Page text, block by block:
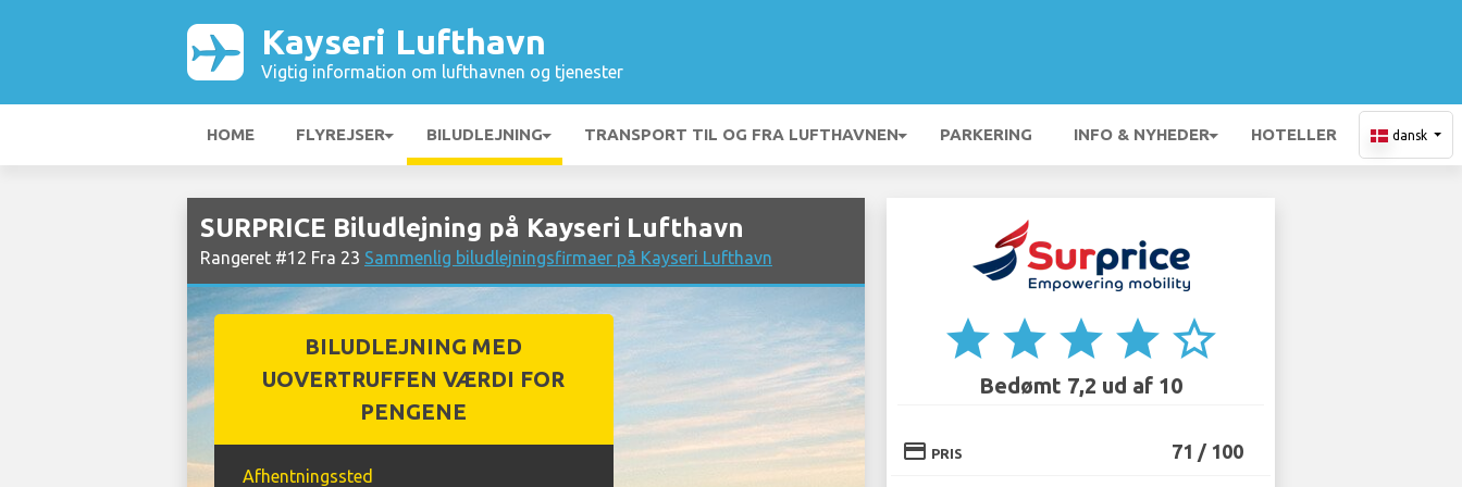
Kayseri Lufthavn
Vigtig information om lufthavnen og tjenester
HOME FLYREJSER BILUDLEJNING TRANSPORT TIL OG FRA LUFTHAVNEN PARKERING INFO & NYHEDER HOTELLER dansk
SURPRICE Biludlejning på Kayseri Lufthavn
Rangeret #12 Fra 23 Sammenlig biludlejningsfirmaer på Kayseri Lufthavn
BILUDLEJNING MED
UOVERTRUFFEN VÆRDI FOR
PENGENE
Afhentningssted
star star star star star_border
Bedømt 7,2 ud af 10
credit_card PRIS 71 / 100